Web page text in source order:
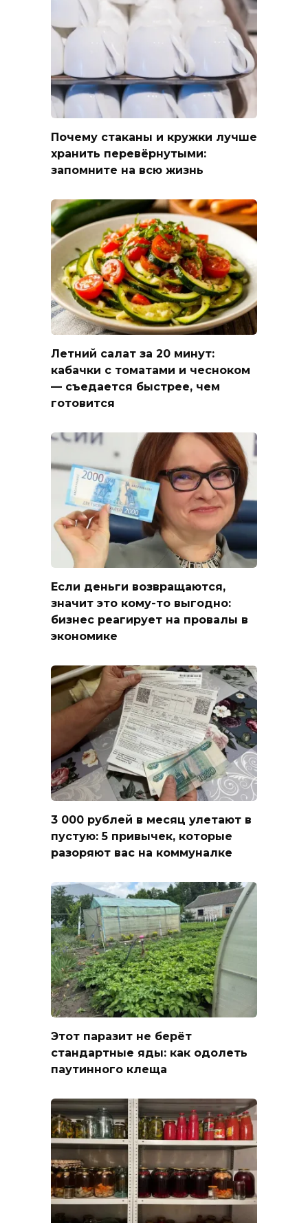
Почему стаканы и кружки лучше
хранить перевёрнутыми:
запомните на всю жизнь
Летний салат за 20 минут:
кабачки с томатами и чесноком
— съедается быстрее, чем
готовится
Если деньги возвращаются,
значит это кому-то выгодно:
бизнес реагирует на провалы в
экономике
3 000 рублей в месяц улетают в
пустую: 5 привычек, которые
разоряют вас на коммуналке
Этот паразит не берёт
стандартные яды: как одолеть
паутинного клеща